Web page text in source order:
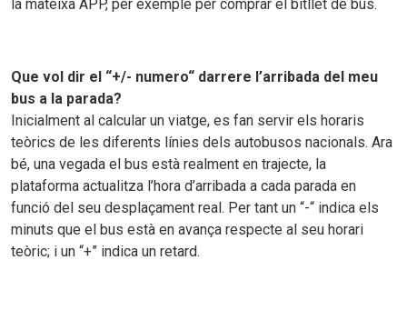
la mateixa APP, per exemple per comprar el bitllet de bus.
Que vol dir el “+/- numero“ darrere l’arribada del meu
bus a la parada?
Inicialment al calcular un viatge, es fan servir els horaris
teòrics de les diferents línies dels autobusos nacionals. Ara
bé, una vegada el bus està realment en trajecte, la
plataforma actualitza l’hora d’arribada a cada parada en
funció del seu desplaçament real. Per tant un “-“ indica els
minuts que el bus està en avança respecte al seu horari
teòric; i un “+” indica un retard.